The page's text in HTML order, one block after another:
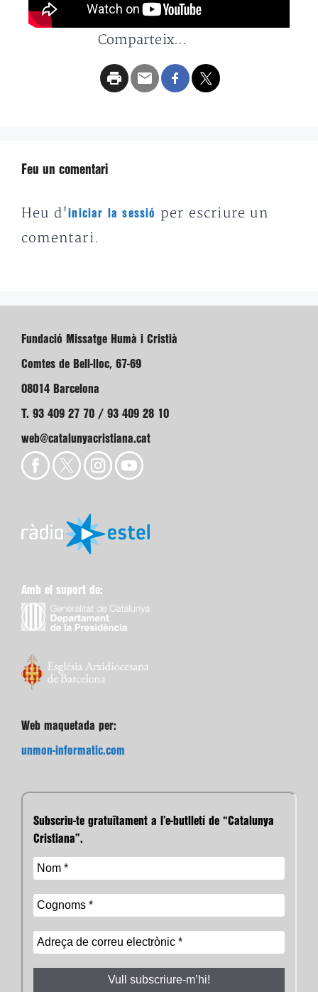
Comparteix...
Feu un comentari
Heu d'iniciar la sessió
per escriure un
comentari.
Fundació Missatge Humà i Cristià
Comtes de Bell-lloc, 67-69
08014 Barcelona
T. 93 409 27 70 / 93 409 28 10
web@catalunyacristiana.cat
Amb el suport de:
Web maquetada per:
unmon-informatic.com
Subscriu-te gratuïtament a l’e-butlletí de “Catalunya
Cristiana”.